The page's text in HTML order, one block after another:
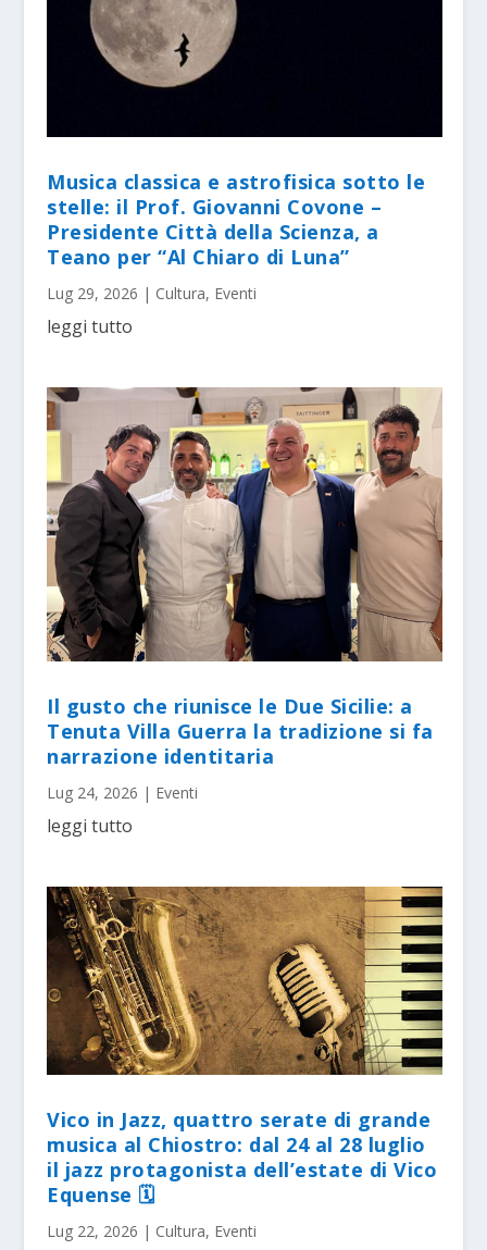
Musica classica e astrofisica sotto le
stelle: il Prof. Giovanni Covone –
Presidente Città della Scienza, a
Teano per “Al Chiaro di Luna”
Lug 29, 2026 | Cultura, Eventi
leggi tutto
Il gusto che riunisce le Due Sicilie: a
Tenuta Villa Guerra la tradizione si fa
narrazione identitaria
Lug 24, 2026 | Eventi
leggi tutto
Vico in Jazz, quattro serate di grande
musica al Chiostro: dal 24 al 28 luglio
il jazz protagonista dell’estate di Vico
Equense 🗓
Lug 22, 2026 | Cultura, Eventi